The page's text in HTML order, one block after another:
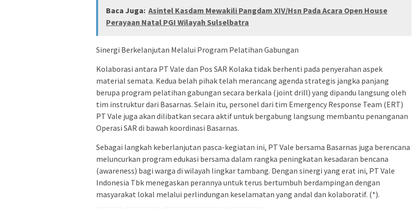
Baca Juga: Asintel Kasdam Mewakili Pangdam XIV/Hsn Pada Acara Open House
Perayaan Natal PGI Wilayah Sulselbatra
Sinergi Berkelanjutan Melalui Program Pelatihan Gabungan
Kolaborasi antara PT Vale dan Pos SAR Kolaka tidak berhenti pada penyerahan aspek
material semata. Kedua belah pihak telah merancang agenda strategis jangka panjang
berupa program pelatihan gabungan secara berkala (joint drill) yang dipandu langsung oleh
tim instruktur dari Basarnas. Selain itu, personel dari tim Emergency Response Team (ERT)
PT Vale juga akan dilibatkan secara aktif untuk bergabung langsung membantu penanganan
Operasi SAR di bawah koordinasi Basarnas.
Sebagai langkah keberlanjutan pasca-kegiatan ini, PT Vale bersama Basarnas juga berencana
meluncurkan program edukasi bersama dalam rangka peningkatan kesadaran bencana
(awareness) bagi warga di wilayah lingkar tambang. Dengan sinergi yang erat ini, PT Vale
Indonesia Tbk menegaskan perannya untuk terus bertumbuh berdampingan dengan
masyarakat lokal melalui perlindungan keselamatan yang andal dan kolaboratif. (*).